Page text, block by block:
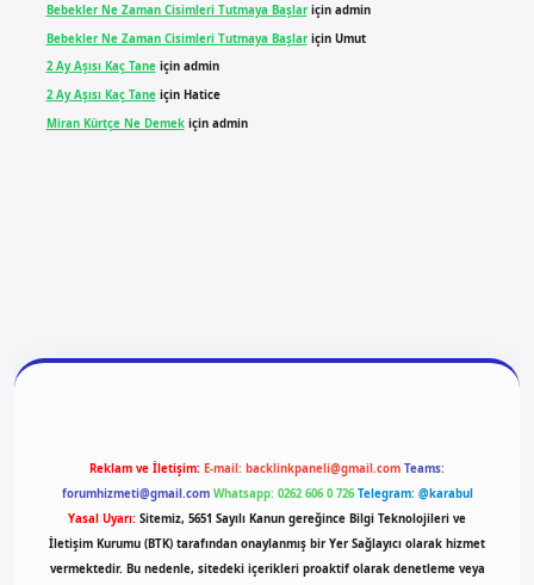
Bebekler Ne Zaman Cisimleri Tutmaya Başlariçin admin
Bebekler Ne Zaman Cisimleri Tutmaya Başlariçin Umut
2 Ay Aşısı Kaç Taneiçin admin
2 Ay Aşısı Kaç Taneiçin Hatice
Miran Kürtçe Ne Demekiçin admin
Reklam ve İletişim: E-mail: backlinkpaneli@gmail.com Teams:
forumhizmeti@gmail.com Whatsapp: 0262 606 0 726 Telegram: @karabul
Yasal Uyarı: Sitemiz, 5651 Sayılı Kanun gereğince Bilgi Teknolojileri ve
İletişim Kurumu (BTK) tarafından onaylanmış bir Yer Sağlayıcı olarak hizmet
vermektedir. Bu nedenle, sitedeki içerikleri proaktif olarak denetleme veya